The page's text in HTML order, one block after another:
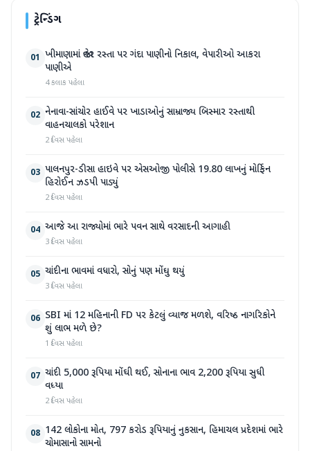
ટ્રેન્ડિંગ
01 ખીમાણામાં જાહેર રસ્તા પર ગંદા પાણીનો નિકાલ, વેપારીઓ આકરા
પાણીએ
4 કલાક પહેલા
02 નેનાવા-સાંચોર હાઈવે પર ખાડાઓનું સામ્રાજ્ય બિસ્માર રસ્તાથી
વાહનચાલકો પરેશાન
2 દિવસ પહેલા
03 પાલનપુર-ડીસા હાઇવે પર એસઓજી પોલીસે 19.80 લાખનું મોર્ફિન
હિરોઈન ઝડપી પાડ્યું
2 દિવસ પહેલા
04 આજે આ રાજ્યોમાં ભારે પવન સાથે વરસાદની આગાહી
3 દિવસ પહેલા
05 ચાંદીના ભાવમાં વધારો, સોનું પણ મોંઘુ થયું
3 દિવસ પહેલા
06 SBI માં 12 મહિનાની FD પર કેટલું વ્યાજ મળશે, વરિષ્ઠ નાગરિકોને
શું લાભ મળે છે?
1 દિવસ પહેલા
07 ચાંદી 5,000 રૂપિયા મોંઘી થઈ, સોનાના ભાવ 2,200 રૂપિયા સુધી
વધ્યા
2 દિવસ પહેલા
08 142 લોકોના મોત, 797 કરોડ રૂપિયાનું નુકસાન, હિમાચલ પ્રદેશમાં ભારે
ચોમાસાનો સામનો